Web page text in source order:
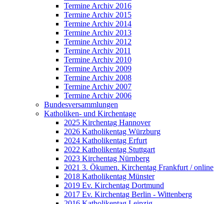
Termine Archiv 2016
Termine Archiv 2015
Termine Archiv 2014
Termine Archiv 2013
Termine Archiv 2012
Termine Archiv 2011
Termine Archiv 2010
Termine Archiv 2009
Termine Archiv 2008
Termine Archiv 2007
Termine Archiv 2006
Bundesversammlungen
Katholiken- und Kirchentage
2025 Kirchentag Hannover
2026 Katholikentag Würzburg
2024 Katholikentag Erfurt
2022 Katholikentag Stuttgart
2023 Kirchentag Nürnberg
2021 3. Ökumen. Kirchentag Frankfurt / online
2018 Katholikentag Münster
2019 Ev. Kirchentag Dortmund
2017 Ev. Kirchentag Berlin - Wittenberg